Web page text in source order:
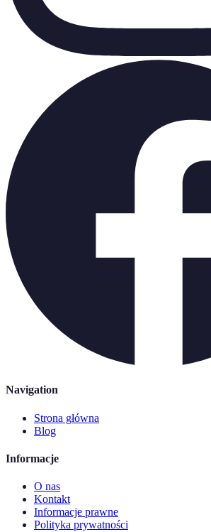
Navigation
Strona główna
Blog
Informacje
O nas
Kontakt
Informacje prawne
Polityka prywatności